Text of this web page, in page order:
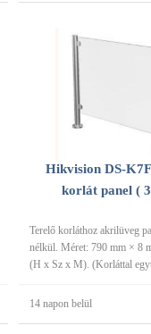
Hikvision DS-
korlát panel (
Terelő korláthoz akrilüveg
nélkül. Méret: 790 mm × 8
(H x Sz x M). (Korláttal
14 napon belül